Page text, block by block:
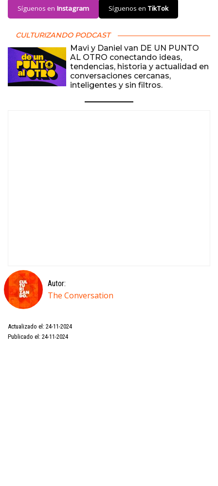
Síguenos en Instagram Síguenos en TikTok
CULTURIZANDO PODCAST
Mavi y Daniel van DE UN PUNTO
AL OTRO conectando ideas,
tendencias, historia y actualidad en
conversaciones cercanas,
inteligentes y sin filtros.
Autor:
The Conversation
Actualizado el: 24-11-2024
Publicado el: 24-11-2024